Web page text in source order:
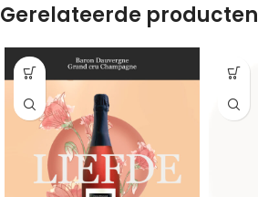
Gerelateerde producten